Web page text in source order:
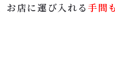
お店に運び入れる手間